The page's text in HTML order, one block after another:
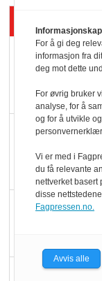
For å gi deg
informasjon fra
deg mot dette
For øvrig bruker
analyse, for å
og for å utvikle
Vi er med i
du få relevante
nettverket basert
disse
Fagpressen.no.
Avvis alle